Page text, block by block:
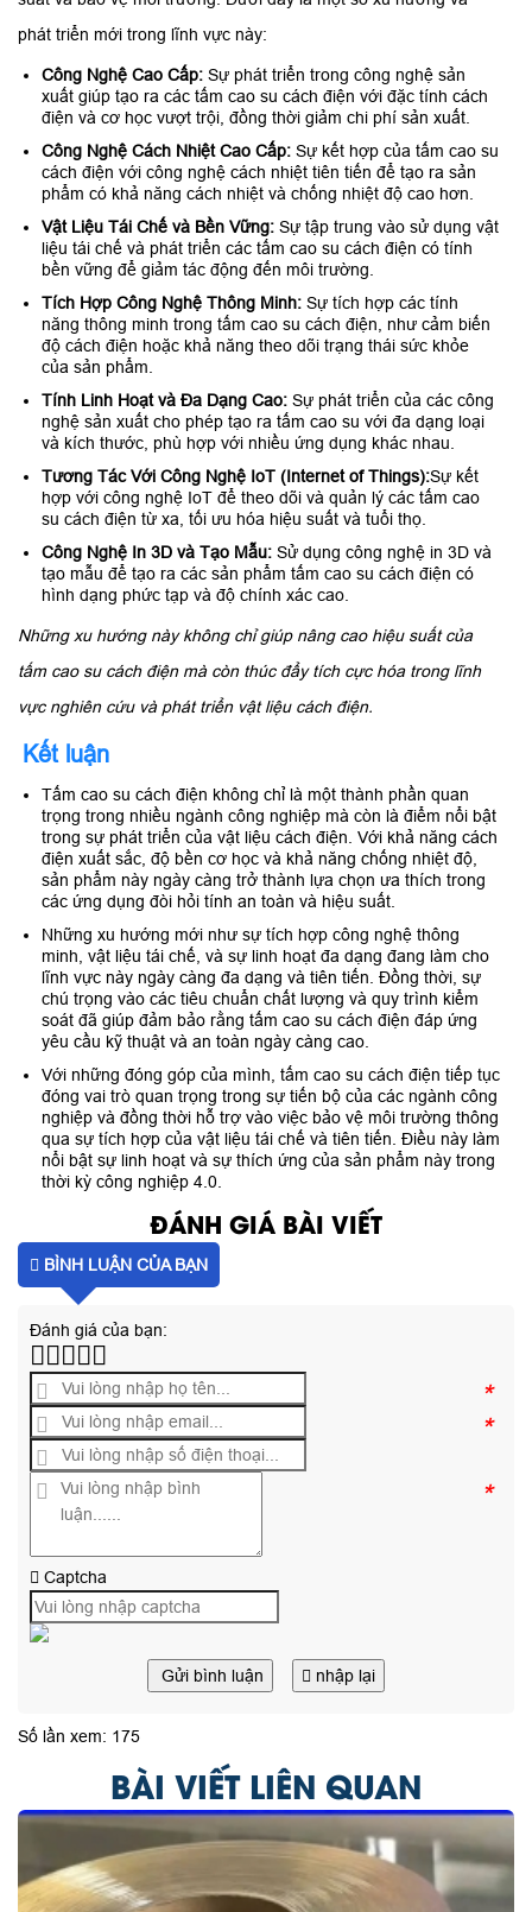
phát triển mới trong lĩnh vực này:
Công Nghệ Cao Cấp: Sự phát triển trong công nghệ sản
xuất giúp tạo ra các tấm cao su cách điện với đặc tính cách
điện và cơ học vượt trội, đồng thời giảm chi phí sản xuất.
Công Nghệ Cách Nhiệt Cao Cấp: Sự kết hợp của tấm cao su
cách điện với công nghệ cách nhiệt tiên tiến để tạo ra sản
phẩm có khả năng cách nhiệt và chống nhiệt độ cao hơn.
Vật Liệu Tái Chế và Bền Vững: Sự tập trung vào sử dụng vật
liệu tái chế và phát triển các tấm cao su cách điện có tính
bền vững để giảm tác động đến môi trường.
Tích Hợp Công Nghệ Thông Minh: Sự tích hợp các tính
năng thông minh trong tấm cao su cách điện, như cảm biến
độ cách điện hoặc khả năng theo dõi trạng thái sức khỏe
của sản phẩm.
Tính Linh Hoạt và Đa Dạng Cao: Sự phát triển của các công
nghệ sản xuất cho phép tạo ra tấm cao su với đa dạng loại
và kích thước, phù hợp với nhiều ứng dụng khác nhau.
Tương Tác Với Công Nghệ IoT (Internet of Things):Sự kết
hợp với công nghệ IoT để theo dõi và quản lý các tấm cao
su cách điện từ xa, tối ưu hóa hiệu suất và tuổi thọ.
Công Nghệ In 3D và Tạo Mẫu: Sử dụng công nghệ in 3D và
tạo mẫu để tạo ra các sản phẩm tấm cao su cách điện có
hình dạng phức tạp và độ chính xác cao.
Những xu hướng này không chỉ giúp nâng cao hiệu suất của
tấm cao su cách điện mà còn thúc đẩy tích cực hóa trong lĩnh
vực nghiên cứu và phát triển vật liệu cách điện.
Kết luận
Tấm cao su cách điện không chỉ là một thành phần quan
trọng trong nhiều ngành công nghiệp mà còn là điểm nổi bật
trong sự phát triển của vật liệu cách điện. Với khả năng cách
điện xuất sắc, độ bền cơ học và khả năng chống nhiệt độ,
sản phẩm này ngày càng trở thành lựa chọn ưa thích trong
các ứng dụng đòi hỏi tính an toàn và hiệu suất.
Những xu hướng mới như sự tích hợp công nghệ thông
minh, vật liệu tái chế, và sự linh hoạt đa dạng đang làm cho
lĩnh vực này ngày càng đa dạng và tiên tiến. Đồng thời, sự
chú trọng vào các tiêu chuẩn chất lượng và quy trình kiểm
soát đã giúp đảm bảo rằng tấm cao su cách điện đáp ứng
yêu cầu kỹ thuật và an toàn ngày càng cao.
Với những đóng góp của mình, tấm cao su cách điện tiếp tục
đóng vai trò quan trọng trong sự tiến bộ của các ngành công
nghiệp và đồng thời hỗ trợ vào việc bảo vệ môi trường thông
qua sự tích hợp của vật liệu tái chế và tiên tiến. Điều này làm
nổi bật sự linh hoạt và sự thích ứng của sản phẩm này trong
thời kỳ công nghiệp 4.0.
ĐÁNH GIÁ BÀI VIẾT
BÌNH LUẬN CỦA BẠN
Đánh giá của bạn:
*
*
*
Captcha
Gửi bình luận nhập lại
Số lần xem: 175
BÀI VIẾT LIÊN QUAN